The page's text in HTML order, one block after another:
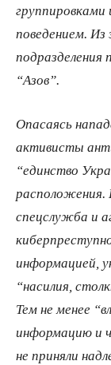
поведением. Из
подразделения
“Азов”.
Опасаясь
активисты
“единство
расположения.
спецслужба и
информацией,
“насилия,
Тем не менее
информацию и
не приняли